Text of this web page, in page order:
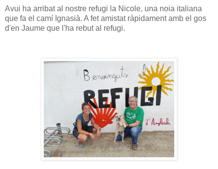
Avui ha arribat al nostre refugi la Nicole, una noia italiana
que fa el camí Ignasià. A fet amistat ràpidament amb el gos
d'en Jaume que l'ha rebut al refugi.